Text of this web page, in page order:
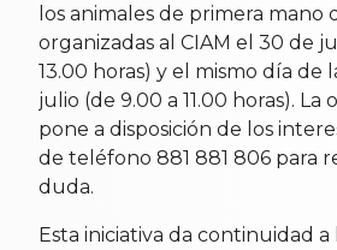
los animales de primera mano
organizadas al CIAM el 30 de
13.00 horas) y el mismo día de
julio (de 9.00 a 11.00 horas). La
pone a disposición de los
de teléfono 881 881 806 para
duda.
Esta iniciativa da continuidad a